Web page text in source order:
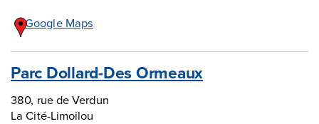
Google Maps
Parc Dollard-Des Ormeaux
380, rue de Verdun
La Cité-Limoilou